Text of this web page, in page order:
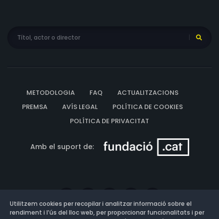
METODOLOGIA FAQ
ACTUALITZACIONS
PREMSA
AVÍS LEGAL
POLÍTICA DE COOKIES
POLÍTICA DE PRIVACITAT
Amb el suport de:
Utilitzem cookies per recopilar i analitzar informació sobre el
rendiment i l’ús del lloc web, per proporcionar funcionalitats i per